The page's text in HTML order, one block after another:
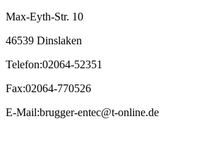
Max-Eyth-Str. 10
46539 Dinslaken
Telefon:02064-52351
Fax:02064-770526
E-Mail:brugger-entec@t-online.de